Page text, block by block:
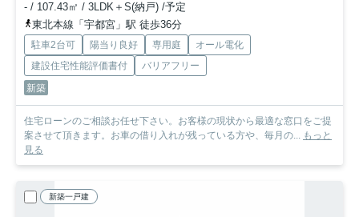
- / 107.43㎡ / 3LDK＋S(納戸) /予定
東北本線「宇都宮」駅 徒歩36分
駐車2台可 陽当り良好 専用庭
オール電化
建設住宅性能評価書付
バリアフリー
新築
住宅ローンのご相談お任せ下さい。お客様の現状から最適な窓口をご提
案させて頂きます。お車の借り入れが残っている方や、毎月の... もっと
見る
新築一戸建